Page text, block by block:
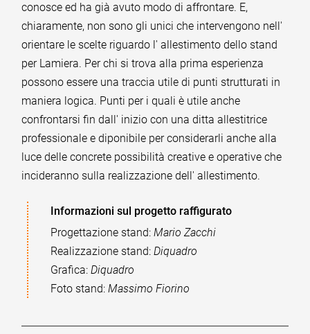
conosce ed ha già avuto modo di affrontare. E,
chiaramente, non sono gli unici che intervengono nell'
orientare le scelte riguardo l' allestimento dello stand
per Lamiera. Per chi si trova alla prima esperienza
possono essere una traccia utile di punti strutturati in
maniera logica. Punti per i quali è utile anche
confrontarsi fin dall' inizio con una ditta allestitrice
professionale e diponibile per considerarli anche alla
luce delle concrete possibilità creative e operative che
incideranno sulla realizzazione dell' allestimento.
Informazioni sul progetto raffigurato
Progettazione stand:Mario Zacchi
Realizzazione stand:Diquadro
Grafica:Diquadro
Foto stand:Massimo Fiorino